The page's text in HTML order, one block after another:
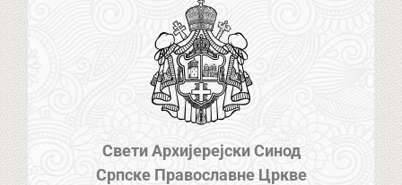
Свети Архијерејски Синод
Српске Православне Цркве